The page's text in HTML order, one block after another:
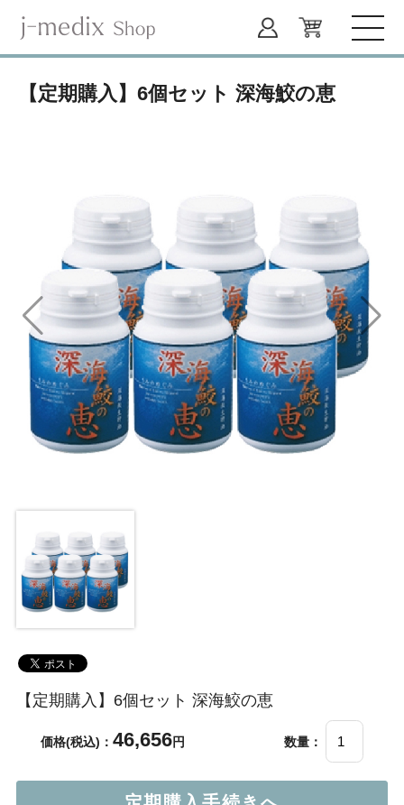
【定期購入】6個セット 深海鮫の恵
【定期購入】6個セット 深海鮫の恵
価格(税込)： 46,656円 数量：